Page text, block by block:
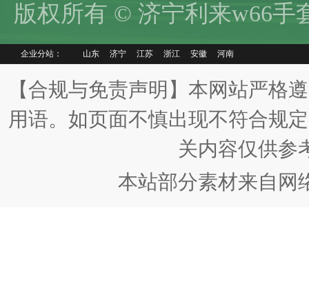
版权所有 © 济宁利来w66手
企业分站： 山东 济宁 江苏 浙江 安徽 河南
【合规与免责声明】本网站严格
用语。如页面不慎出现不符合规
关内容仅供参
本站部分素材来自网